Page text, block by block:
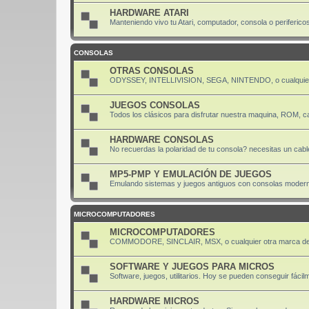
HARDWARE ATARI
Manteniendo vivo tu Atari, computador, consola o
CONSOLAS
OTRAS CONSOLAS
ODYSSEY, INTELLIVISION, SEGA, NINTENDO, o
JUEGOS CONSOLAS
Todos los clásicos para disfrutar nuestra maquina, ROM,
HARDWARE CONSOLAS
No recuerdas la polaridad de tu consola? necesitas un
MP5-PMP Y EMULACIÓN DE JUEGOS
Emulando sistemas y juegos antiguos con consolas
MICROCOMPUTADORES
MICROCOMPUTADORES
COMMODORE, SINCLAIR, MSX, o cualquier otra marca
SOFTWARE Y JUEGOS PARA MICROS
Software, juegos, utilitarios. Hoy se pueden conseguir
HARDWARE MICROS